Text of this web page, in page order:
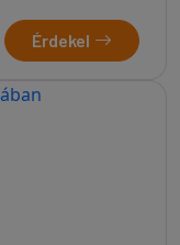
Érdekel